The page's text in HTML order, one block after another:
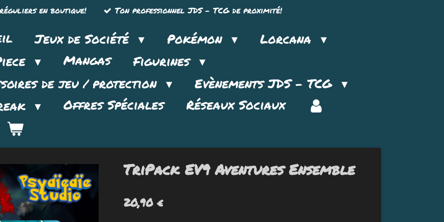
réguliers en boutique! Ton professionnel JDS - TCG de proximité!
Jeux de Société Pokémon
Lorcana
Mangas
Figurines
de jeu / protection
Evènements JDS - TCG
Offres Spéciales Réseaux Sociaux
TriPack EV9 Aventures Ensemble
20,90 €